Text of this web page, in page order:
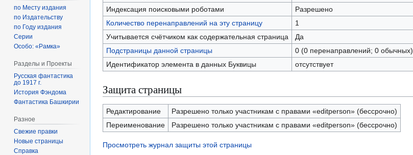
Индексация поисковыми роботами
Разрешено
Количество перенаправлений на эту страницу
1
Учитывается счётчиком как содержательная страница
Да
Подстраницы данной страницы
0 (0 перенаправлений; 0 обычных)
Идентификатор элемента в данных Буквицы
отсутствует
Защита страницы
Редактирование
Разрешено только участникам с правами «editperson» (бессрочно)
Переименование
Разрешено только участникам с правами «editperson» (бессрочно)
Просмотреть журнал защиты этой страницы
по Месту издания
по Издательству
по Году издания
Серии
Особо: «Рамка»
Разделы и Проекты
Русская фантастика
до 1917 г.
История Фэндома
Фантастика Башкирии
Разное
Свежие правки
Новые страницы
Справка